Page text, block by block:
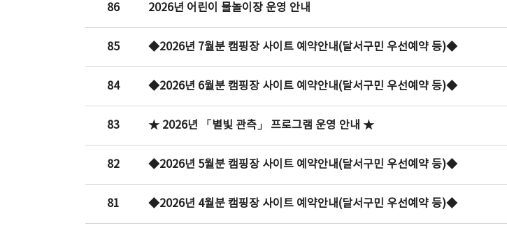
86 2026년 어린이 물놀이장 운영 안내
85 ◆2026년 7월분 캠핑장 사이트 예약안내(달서구민 우선예약 등)◆
84 ◆2026년 6월분 캠핑장 사이트 예약안내(달서구민 우선예약 등)◆
83 ★ 2026년 「별빛 관측」 프로그램 운영 안내 ★
82 ◆2026년 5월분 캠핑장 사이트 예약안내(달서구민 우선예약 등)◆
81 ◆2026년 4월분 캠핑장 사이트 예약안내(달서구민 우선예약 등)◆